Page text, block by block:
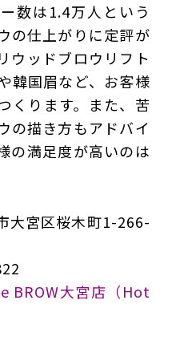
数は1.4万人という
の仕上がりに定評が
ウッドブロウリフト
韓国眉など、お客様
くります。また、苦
の描き方もアドバイ
の満足度が高いのは
大宮区桜木町1-266-
BROW大宮店（Hot